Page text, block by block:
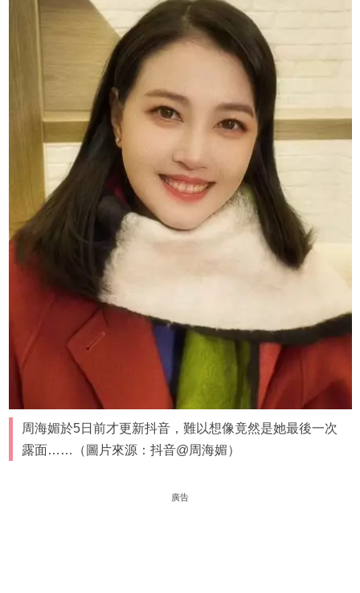
周海媚於5日前才更新抖音，難以想像竟然是她最後一次
露面……（圖片來源：抖音@周海媚）
廣告